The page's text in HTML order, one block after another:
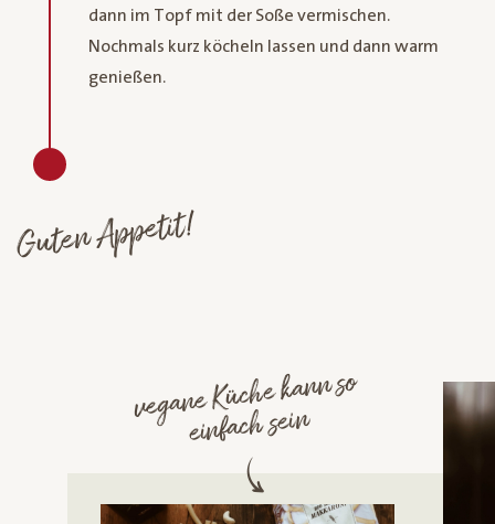
dann im Topf mit der Soße vermischen.
Nochmals kurz köcheln lassen und dann warm
genießen.
Guten Appetit!
vegane Küche kann so
einfach sein